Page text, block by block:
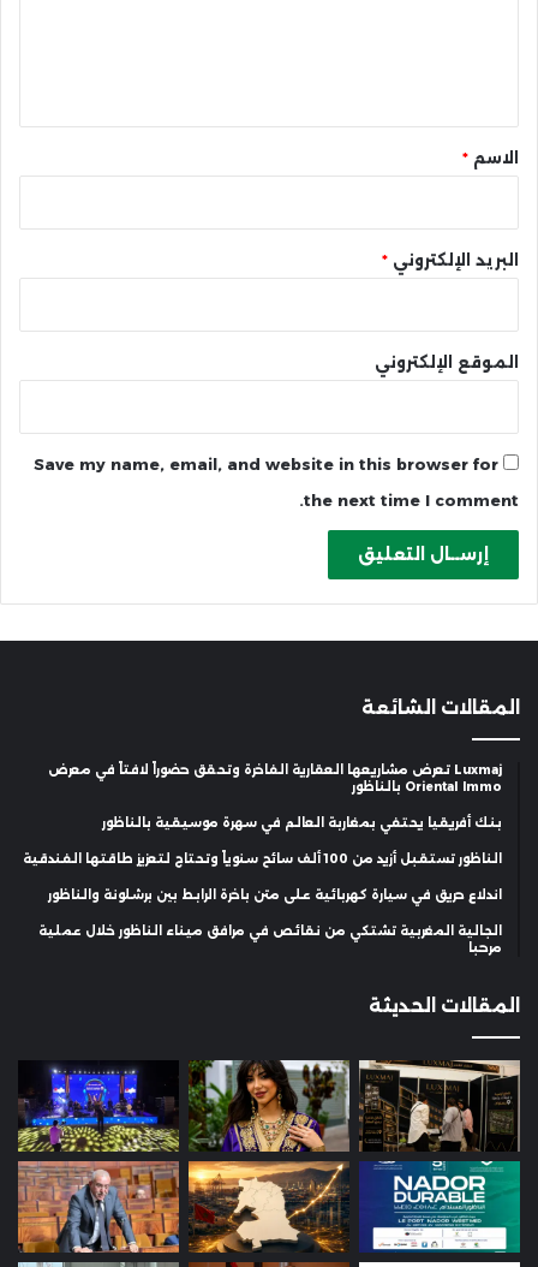
* الاسم *
البريد الإلكتروني *
الموقع الإلكتروني
Save my name, email, and website in this browser for
the next time I comment.
المقالات الشائعة
Luxmaj تعرض مشاريعها العقارية الفاخرة وتحقق حضوراً لافتاً في معرض
Oriental Immo بالناظور
بنك أفريقيا يحتفي بمغاربة العالم في سهرة موسيقية بالناظور
الناظور تستقبل أزيد من 100 ألف سائح سنوياً وتحتاج لتعزيز طاقتها الفندقية
اندلاع حريق في سيارة كهربائية على متن باخرة الرابط بين برشلونة والناظور
الجالية المغربية تشتكي من نقائص في مرافق ميناء الناظور خلال عملية
مرحبا
المقالات الحديثة